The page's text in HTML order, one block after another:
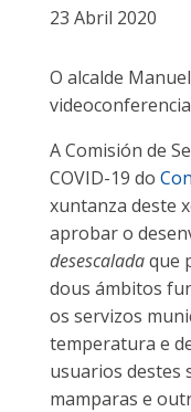
23 Abril 2020
O alcalde
A Comisión de
COVID-19 do
xuntanza deste
aprobar o
desescaladaque
dous ámbitos
os servizos
temperatura e
usuarios destes
mamparas e